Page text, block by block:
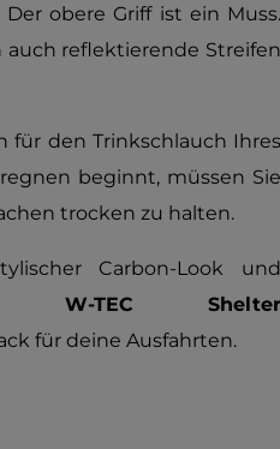
obere Griff ist ein Muss.
reflektierende Streifen
für den Trinkschlauch Ihres
beginnt, müssen Sie
trocken zu halten.
Carbon-Look und
W-TEC Shelter
für deine Ausfahrten.